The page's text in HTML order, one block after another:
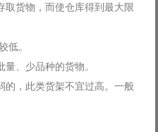
取货物，而使仓库得到最大限
低。
、少品种的货物。
的，此类货架不宜过高。一般